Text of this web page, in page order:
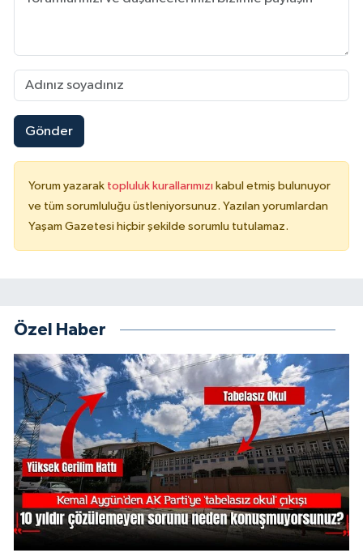
Gönder
Yorum yazarak topluluk kurallarımızı kabul etmiş bulunuyor
ve tüm sorumluluğu üstleniyorsunuz. Yazılan yorumlardan
Yaşam Gazetesi hiçbir şekilde sorumlu tutulamaz.
Özel Haber